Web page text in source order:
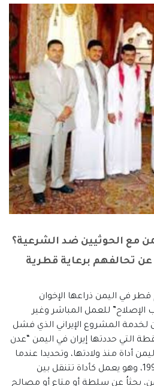
مع الحوثيين ضد الشرعية؟
عن تحالفهم برعاية قطرية
في اليمن ذراعها الإخوان
للعمل المباشر وغير
لخدمة المشروع الإيراني الذي فشل
التي حددتها إيران في اليمن “عدن
أداة منذ ولادتها، وتحديدا عندما
تأسس حزب الإصلاح عام 1990، وهو يعمل كأداة تتنقل بين
بحثاُ عن سلطة أو متاع أو مصالح